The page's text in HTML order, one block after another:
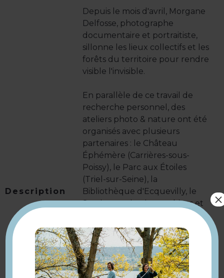
Description
Depuis le mois d'avril, Morgane
Delfosse, photographe
documentaire et portraitiste,
sillonne les lieux collectifs et les
forêts du territoire pour rendre
visible l'invisible.
En parallèle de ce travail de
recherche personnel, des
ateliers photo & nature ont été
organisés avec plusieurs
partenaires : le Château
Éphémère (Carrières-sous-
Poissy), le Parc aux Étoiles
(Triel-sur-Seine), la
Bibliothèque d'Ecquevilly, le
Service patrimoine, archives et
Jolie et l'association La Tribu
(Mantes-la-Ville).
Rendez-vous à la Ferme de la
Cure samedi 11 octobre à 18h
×